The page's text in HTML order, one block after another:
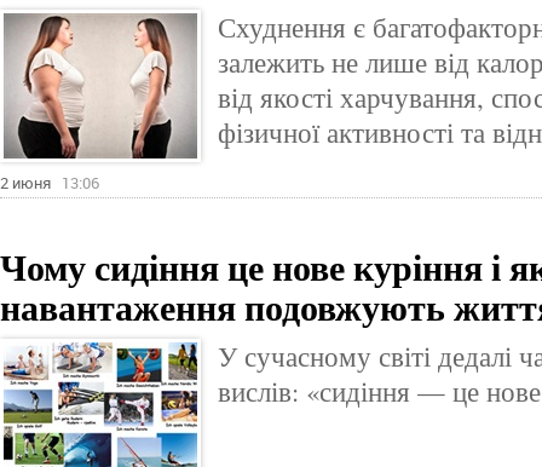
Схуднення є
залежить не лише від
від якості харчування,
фізичної активності та
2 июня 13:06
Чому сидіння це нове куріння і
навантаження подовжують
У сучасному світі дедалі
вислів: «сидіння — це